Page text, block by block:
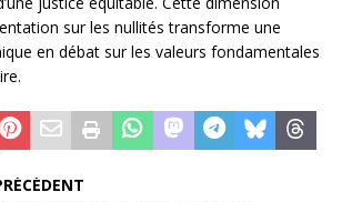
sur les nullités transforme une
en débat sur les valeurs fondamentales